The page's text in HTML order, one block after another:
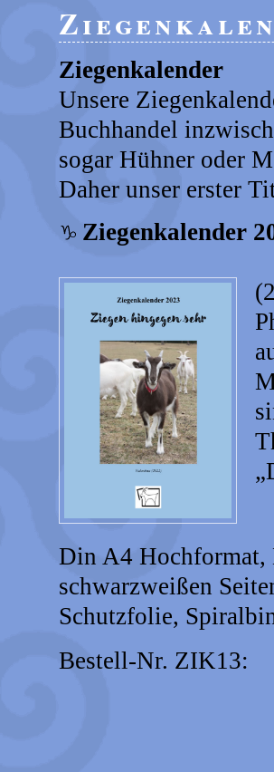
Ziegenkalender
Unsere
Buchhandel
sogar Hühner oder
Daher unser erster
Ziegenkalender
Din A4
schwarzweißen
Schutzfolie,
Bestell-Nr.